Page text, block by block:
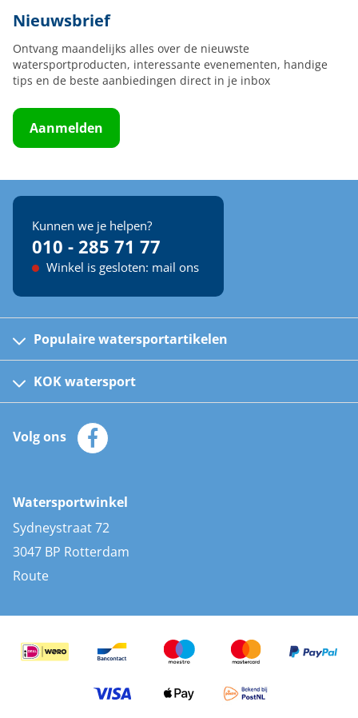
Nieuwsbrief
Ontvang maandelijks alles over de nieuwste
watersportproducten, interessante evenementen, handige
tips en de beste aanbiedingen direct in je inbox
Aanmelden
Kunnen we je helpen?
010 - 285 71 77
Winkel is gesloten: mail ons
Populaire watersportartikelen
Kinder reddingsvesten
Automatische reddingsvesten
Zeilkleding
Zonnepanelen
AIS transponders
Stootwillen en fenders
Bootkussens
Zwemtrappen
KOK watersport
Klantenservice
Merken
Volg ons
Watersportwinkel
Sydneystraat 72
3047 BP Rotterdam
Route